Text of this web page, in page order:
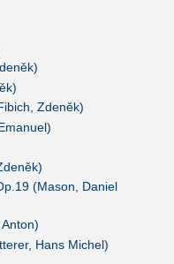
Zdeněk)
(Mason, Daniel
Hans Michel)